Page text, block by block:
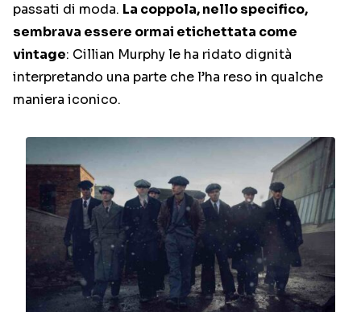
passati di moda. La coppola, nello specifico,
sembrava essere ormai etichettata come
vintage: Cillian Murphy le ha ridato dignità
interpretando una parte che l’ha reso in qualche
maniera iconico.